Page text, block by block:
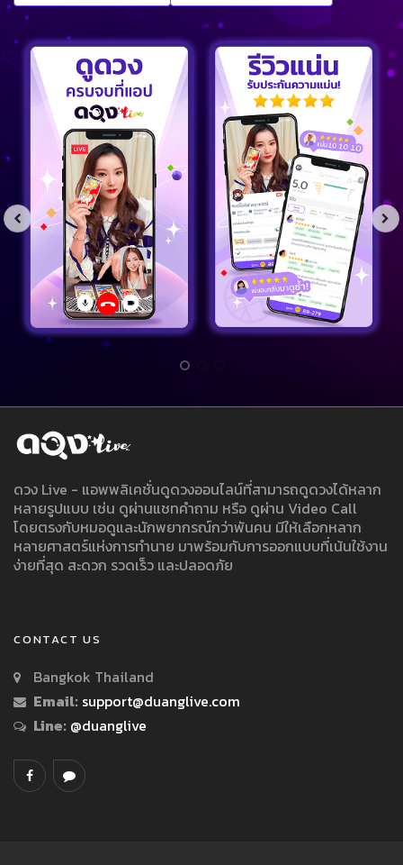
ดวง Live - แอพพลิเคชั่นดูดวงออนไลน์ที่สามารถดูดวงได้หลาก
หลายรูปแบบ เช่น ดูผ่านแชทคำถาม หรือ ดูผ่าน Video Call
โดยตรงกับหมอดูและนักพยากรณ์กว่าพันคน มีให้เลือกหลาก
หลายศาสตร์แห่งการทำนาย มาพร้อมกับการออกแบบที่เน้นใช้งาน
ง่ายที่สุด สะดวก รวดเร็ว และปลอดภัย
CONTACT US
Bangkok Thailand
Email: support@duanglive.com
Line: @duanglive